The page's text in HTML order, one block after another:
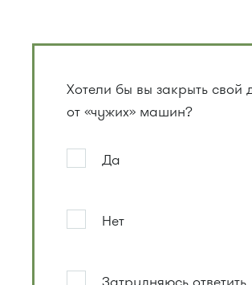
Хотели бы вы закрыть свой
от «чужих» машин?
Да
Нет